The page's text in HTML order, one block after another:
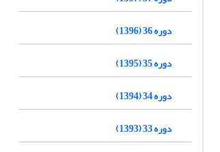
دوره 36 (1396)
دوره 35 (1395)
دوره 34 (1394)
دوره 33 (1393)